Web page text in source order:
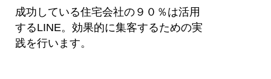
成功している住宅会社の９０％は活用
するLINE。効果的に集客するための実
践を行います。